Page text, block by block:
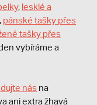
, lesklé a
, pánské tašky přes
tašky přes
vybíráme a
nás na
ani extra žhavá